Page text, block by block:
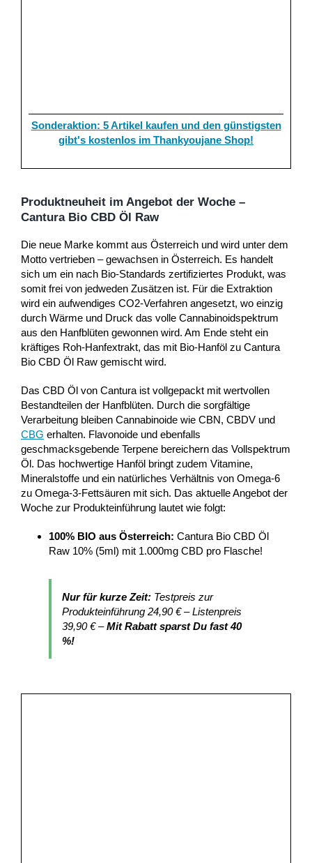
Sonderaktion: 5 Artikel kaufen und den günstigsten
gibt's kostenlos im Thankyoujane Shop!
Produktneuheit im Angebot der Woche –
Cantura Bio CBD Öl Raw
Die neue Marke kommt aus Österreich und wird unter dem
Motto vertrieben – gewachsen in Österreich. Es handelt
sich um ein nach Bio-Standards zertifiziertes Produkt, was
somit frei von jedweden Zusätzen ist. Für die Extraktion
wird ein aufwendiges CO2-Verfahren angesetzt, wo einzig
durch Wärme und Druck das volle Cannabinoidspektrum
aus den Hanfblüten gewonnen wird. Am Ende steht ein
kräftiges Roh-Hanfextrakt, das mit Bio-Hanföl zu Cantura
Bio CBD Öl Raw gemischt wird.
Das CBD Öl von Cantura ist vollgepackt mit wertvollen
Bestandteilen der Hanfblüten. Durch die sorgfältige
Verarbeitung bleiben Cannabinoide wie CBN, CBDV und
CBG erhalten. Flavonoide und ebenfalls
geschmacksgebende Terpene bereichern das Vollspektrum
Öl. Das hochwertige Hanföl bringt zudem Vitamine,
Mineralstoffe und ein natürliches Verhältnis von Omega-6
zu Omega-3-Fettsäuren mit sich. Das aktuelle Angebot der
Woche zur Produkteinführung lautet wie folgt:
100% BIO aus Österreich: Cantura Bio CBD Öl
Raw 10% (5ml) mit 1.000mg CBD pro Flasche!
Nur für kurze Zeit:Testpreis zur
Produkteinführung 24,90 € – Listenpreis
39,90 € –Mit Rabatt sparst Du fast 40
%!